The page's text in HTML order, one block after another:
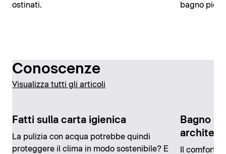
ostinati.
bagno
Conoscenze
Visualizza tutti gli articoli
Fatti sulla carta igienica
La pulizia con acqua potrebbe quindi
proteggere il clima in modo sostenibile? E
Bagno
Il comfort